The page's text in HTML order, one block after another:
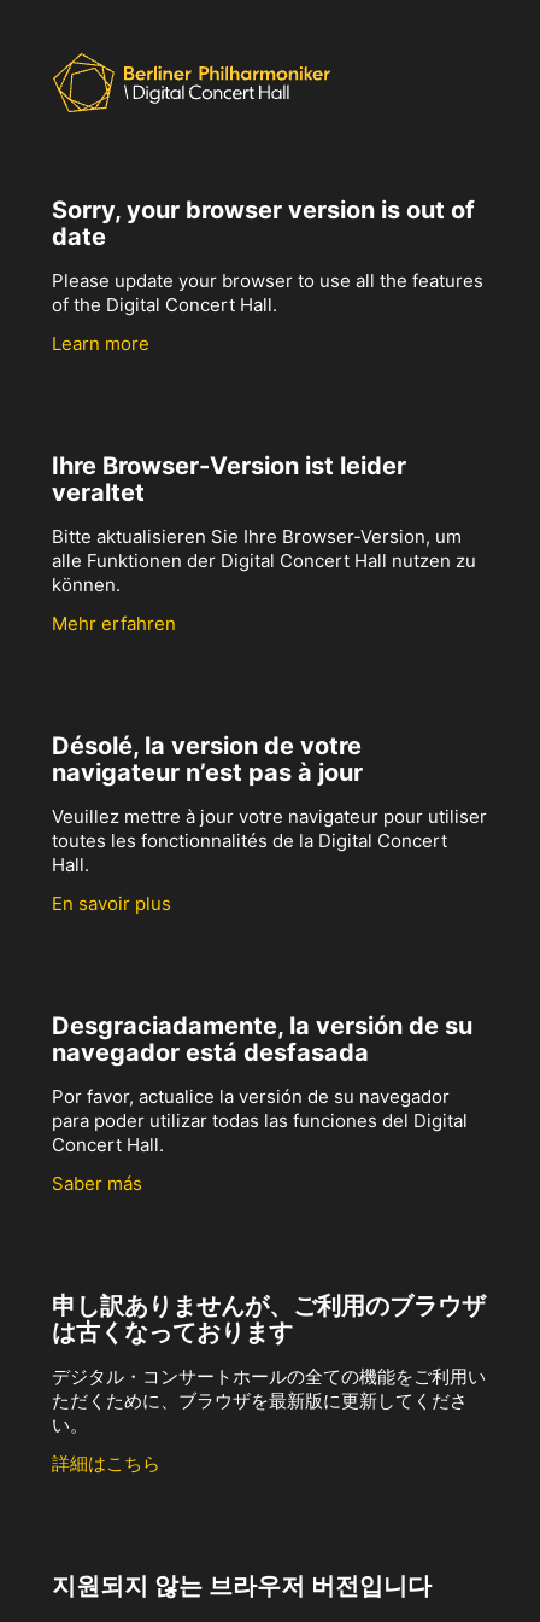
Sorry, your browser version is out of
date
Please update your browser to use all the features
of the Digital Concert Hall.
Learn more
Ihre Browser-Version ist leider
veraltet
Bitte aktualisieren Sie Ihre Browser-Version, um
alle Funktionen der Digital Concert Hall nutzen zu
können.
Mehr erfahren
Désolé, la version de votre
navigateur n’est pas à jour
Veuillez mettre à jour votre navigateur pour utiliser
toutes les fonctionnalités de la Digital Concert
Hall.
En savoir plus
Desgraciadamente, la versión de su
navegador está desfasada
Por favor, actualice la versión de su navegador
para poder utilizar todas las funciones del Digital
Concert Hall.
Saber más
申し訳ありませんが、ご利用のブラウザ
は古くなっております
デジタル・コンサートホールの全ての機能をご利用い
ただくために、ブラウザを最新版に更新してくださ
い。
詳細はこちら
지원되지 않는 브라우저 버전입니다